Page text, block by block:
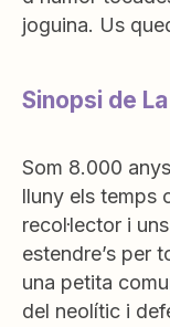
joguina. Us
Sinopsi de
Som 8.000
lluny els temps
recol·lector i
estendre’s per
una petita
del neolític i